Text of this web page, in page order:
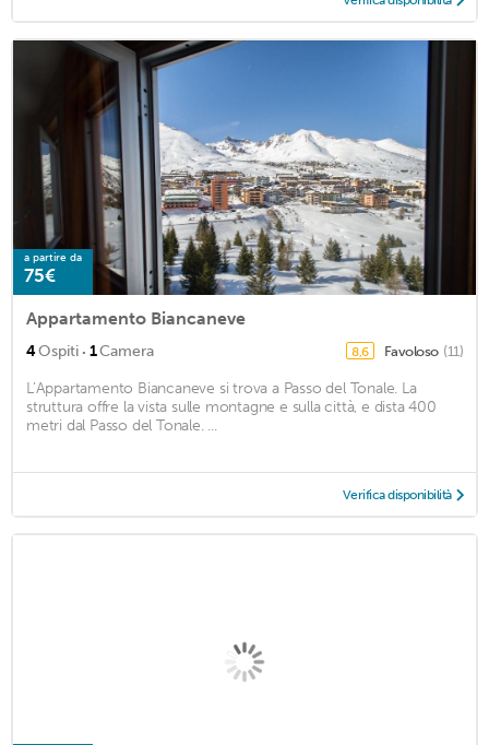
a partire da
75€
Appartamento Biancaneve
4Ospiti · 1Camera 8,6 Favoloso (11)
L’Appartamento Biancaneve si trova a Passo del Tonale. La
struttura offre la vista sulle montagne e sulla città, e dista 400
metri dal Passo del Tonale. ...
Verifica disponibilità